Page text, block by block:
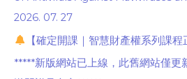
2026. 07. 27
【確定開課｜智慧財產權系列課程
*****新版網站已上線，此舊網站僅更